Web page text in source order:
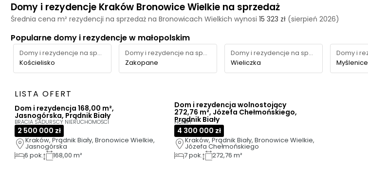
Domy i rezydencje Kraków Bronowice Wielkie na sprzedaż
Średnia cena m² rezydencji na sprzedaż na Bronowicach Wielkich wynosi 15 323 zł (sierpień 2026)
Popularne domy i rezydencje w małopolskim
Domy i rezydencje na sprzedaż
Kościelisko
Domy i rezydencje na sprzedaż
Zakopane
Domy i rezydencje na sprzedaż
Wieliczka
Myślenice
LISTA OFERT
Dom i rezydencja 168,00 m²,
Jasnogórska, Prądnik Biały
BRACIA SADURSCY NIERUCHOMOŚCI
2 500 000 zł
Kraków, Prądnik Biały, Bronowice Wielkie,
Jasnogórska
6 pok. 168,00 m²
Dom i rezydencja wolnostojący
272,76 m², Józefa Chełmońskiego,
Prądnik Biały
HOMFI
4 300 000 zł
Kraków, Prądnik Biały, Bronowice Wielkie,
Józefa Chełmońskiego
7pok. 272,76 m²